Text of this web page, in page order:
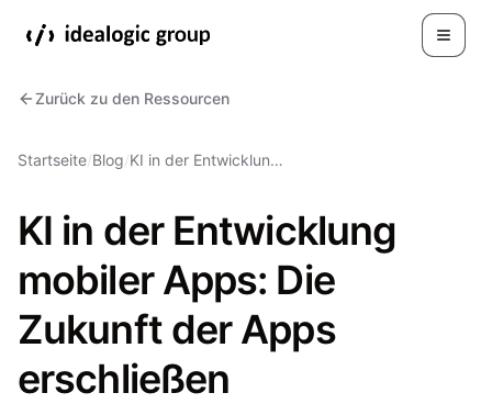
Zurück zu den Ressourcen
Startseite/Blog/KI in der Entwicklun…
KI in der Entwicklung
mobiler Apps: Die
Zukunft der Apps
erschließen